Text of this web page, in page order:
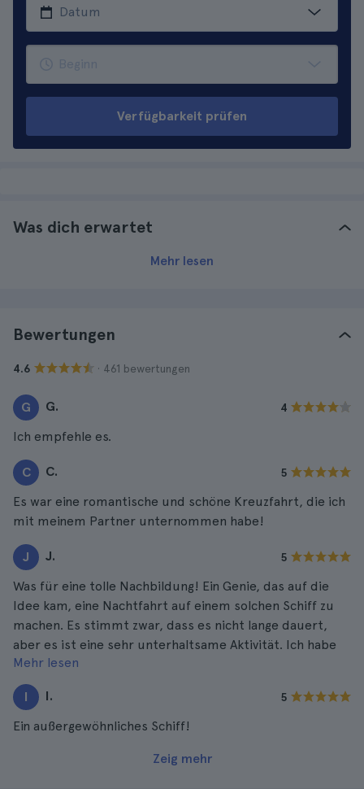
Verfügbarkeit prüfen
Was dich erwartet
Mehr lesen
Bewertungen
4.6 · 461 bewertungen
G G. 4
Ich empfehle es.
C C. 5
Es war eine romantische und schöne Kreuzfahrt, die ich
mit meinem Partner unternommen habe!
J J. 5
Was für eine tolle Nachbildung! Ein Genie, das auf die
Idee kam, eine Nachtfahrt auf einem solchen Schiff zu
machen. Es stimmt zwar, dass es nicht lange dauert,
aber es ist eine sehr unterhaltsame Aktivität. Ich habe
tolle Fotos von Dubrovnik vom Wasser aus gemacht. Eine
wunderschöne Stadt!
Mehr lesen
I I. 5
Ein außergewöhnliches Schiff!
Zeig mehr